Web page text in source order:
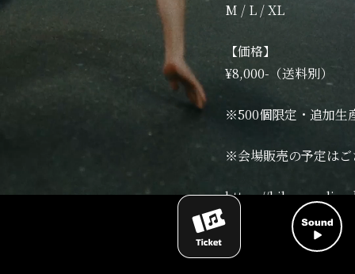
M / L / XL
【価格】
¥8,000-（送料別）
※500個限定・追加生
※会場販売の予定は
https://
447419